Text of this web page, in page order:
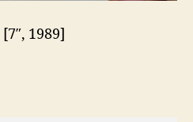
[7″, 1989]